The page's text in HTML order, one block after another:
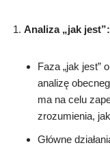
Analiza „jak jest”:
Faza „jak jest”
analizę
ma na celu
zrozumienia,
Główne